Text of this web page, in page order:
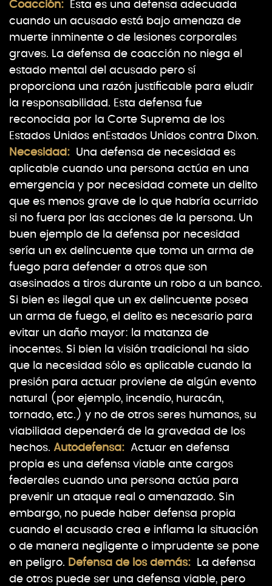
Coacción: Esta es una defensa adecuada
cuando un acusado está bajo amenaza de
muerte inminente o de lesiones corporales
graves. La defensa de coacción no niega el
estado mental del acusado pero sí
proporciona una razón justificable para eludir
la responsabilidad. Esta defensa fue
reconocida por la Corte Suprema de los
Estados Unidos enEstados Unidos contra Dixon.
Necesidad: Una defensa de necesidad es
aplicable cuando una persona actúa en una
emergencia y por necesidad comete un delito
que es menos grave de lo que habría ocurrido
si no fuera por las acciones de la persona. Un
buen ejemplo de la defensa por necesidad
sería un ex delincuente que toma un arma de
fuego para defender a otros que son
asesinados a tiros durante un robo a un banco.
Si bien es ilegal que un ex delincuente posea
un arma de fuego, el delito es necesario para
evitar un daño mayor: la matanza de
inocentes. Si bien la visión tradicional ha sido
que la necesidad sólo es aplicable cuando la
presión para actuar proviene de algún evento
natural (por ejemplo, incendio, huracán,
tornado, etc.) y no de otros seres humanos, su
viabilidad dependerá de la gravedad de los
hechos. Autodefensa: Actuar en defensa
propia es una defensa viable ante cargos
federales cuando una persona actúa para
prevenir un ataque real o amenazado. Sin
embargo, no puede haber defensa propia
cuando el acusado crea e inflama la situación
o de manera negligente o imprudente se pone
en peligro. Defensa de los demás: La defensa
de otros puede ser una defensa viable, pero